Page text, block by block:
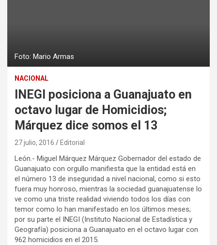
Foto: Mario Armas
NACIONAL
INEGI posiciona a Guanajuato en
octavo lugar de Homicidios;
Márquez dice somos el 13
27 julio, 2016 Editorial
León.- Miguel Márquez Márquez Gobernador del estado de
Guanajuato con orgullo manifiesta que la entidad está en
el número 13 de inseguridad a nivel nacional, como si esto
fuera muy honroso, mientras la sociedad guanajuatense lo
ve como una triste realidad viviendo todos los días con
temor como lo han manifestado en los últimos meses;
por su parte el INEGI (Instituto Nacional de Estadística y
Geografía) posiciona a Guanajuato en el octavo lugar con
962 homicidios en el 2015.